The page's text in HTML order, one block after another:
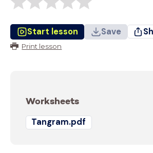
Start lesson Save
Print lesson
Worksheets
Tangram.pdf